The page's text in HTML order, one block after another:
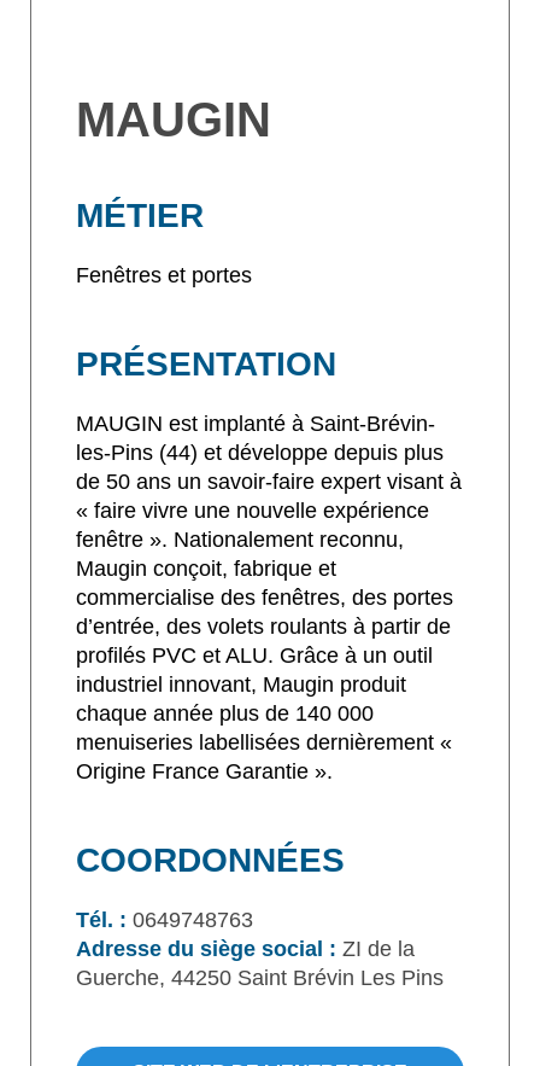
MAUGIN
MÉTIER
Fenêtres et portes
PRÉSENTATION
MAUGIN est implanté à Saint-Brévin-
les-Pins (44) et développe depuis plus
de 50 ans un savoir-faire expert visant à
« faire vivre une nouvelle expérience
fenêtre ». Nationalement reconnu,
Maugin conçoit, fabrique et
commercialise des fenêtres, des portes
d’entrée, des volets roulants à partir de
profilés PVC et ALU. Grâce à un outil
industriel innovant, Maugin produit
chaque année plus de 140 000
menuiseries labellisées dernièrement «
Origine France Garantie ».
COORDONNÉES
Tél. : 0649748763
Adresse du siège social : ZI de la
Guerche, 44250 Saint Brévin Les Pins